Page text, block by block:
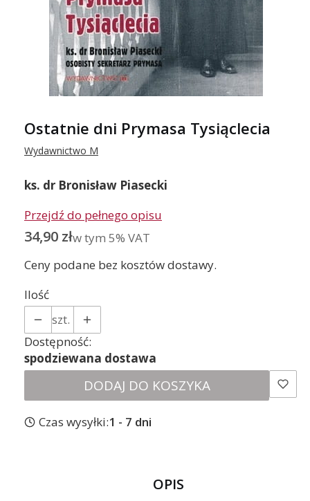
Ostatnie dni Prymasa Tysiąclecia
Wydawnictwo M
ks. dr Bronisław Piasecki
Przejdź do pełnego opisu
Cena
34,90 złw tym 5% VAT
w tym 5% VAT
Ceny podane bez kosztów dostawy.
Ilość
szt.
Dostępność:
spodziewana dostawa
DODAJ DO KOSZYKA
Czas wysyłki:1 - 7 dni
OPIS